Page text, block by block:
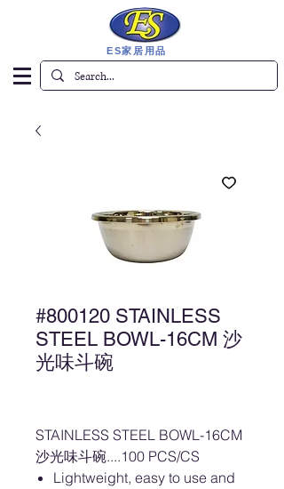
ES家居用品
#800120 STAINLESS
STEEL BOWL-16CM 沙
光味斗碗
STAINLESS STEEL BOWL-16CM
沙光味斗碗....100 PCS/CS
Lightweight, easy to use and